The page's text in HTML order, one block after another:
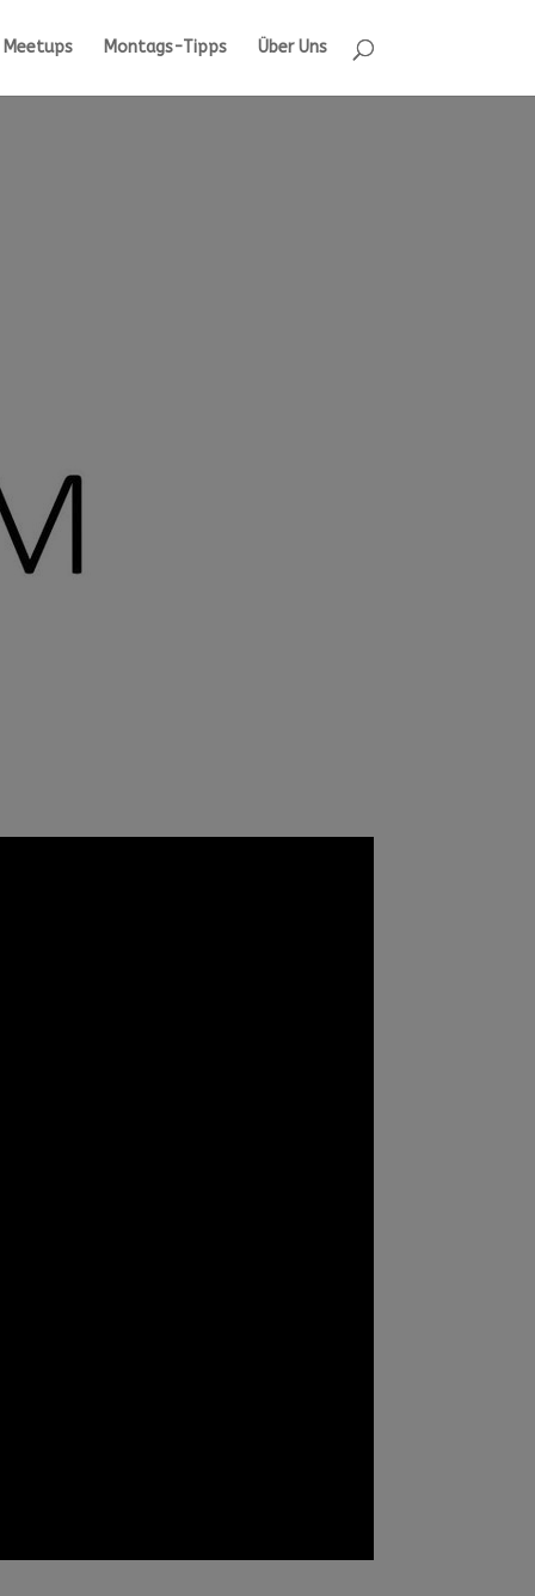
Meetups Montags-Tipps Über Uns